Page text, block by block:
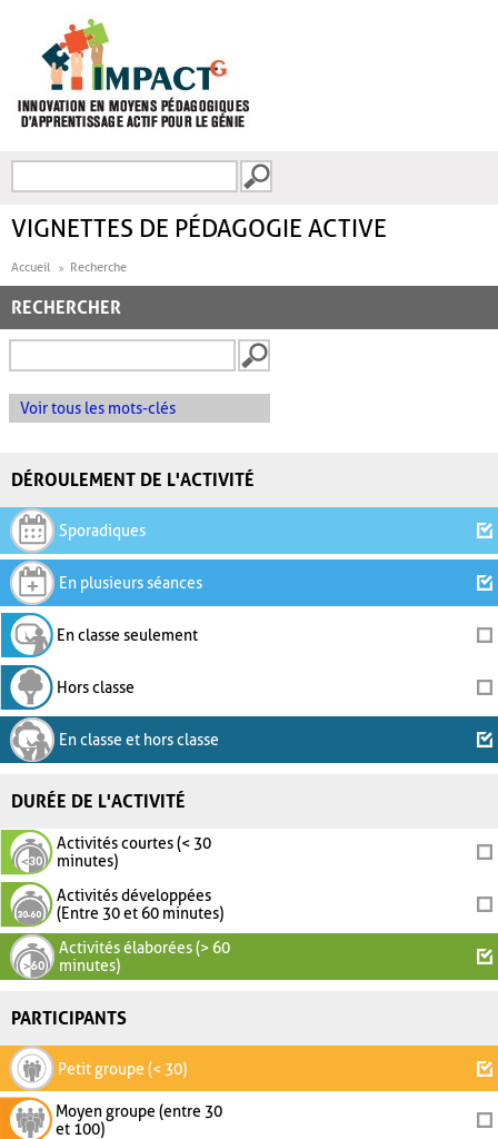
FORMULAIRE DE
VIGNETTES DE PÉDAGOGIE ACTIVE
Accueil Recherche
RECHERCHER
Voir tous les mots-clés
DÉROULEMENT DE L'ACTIVITÉ
Sporadiques
En plusieurs séances
En classe seulement
Hors classe
En classe et hors classe
DURÉE DE L'ACTIVITÉ
Activités courtes (< 30
minutes)
Activités développées
(Entre 30 et 60 minutes)
Activités élaborées (> 60
minutes)
PARTICIPANTS
Petit groupe (< 30)
Moyen groupe (entre 30
et 100)